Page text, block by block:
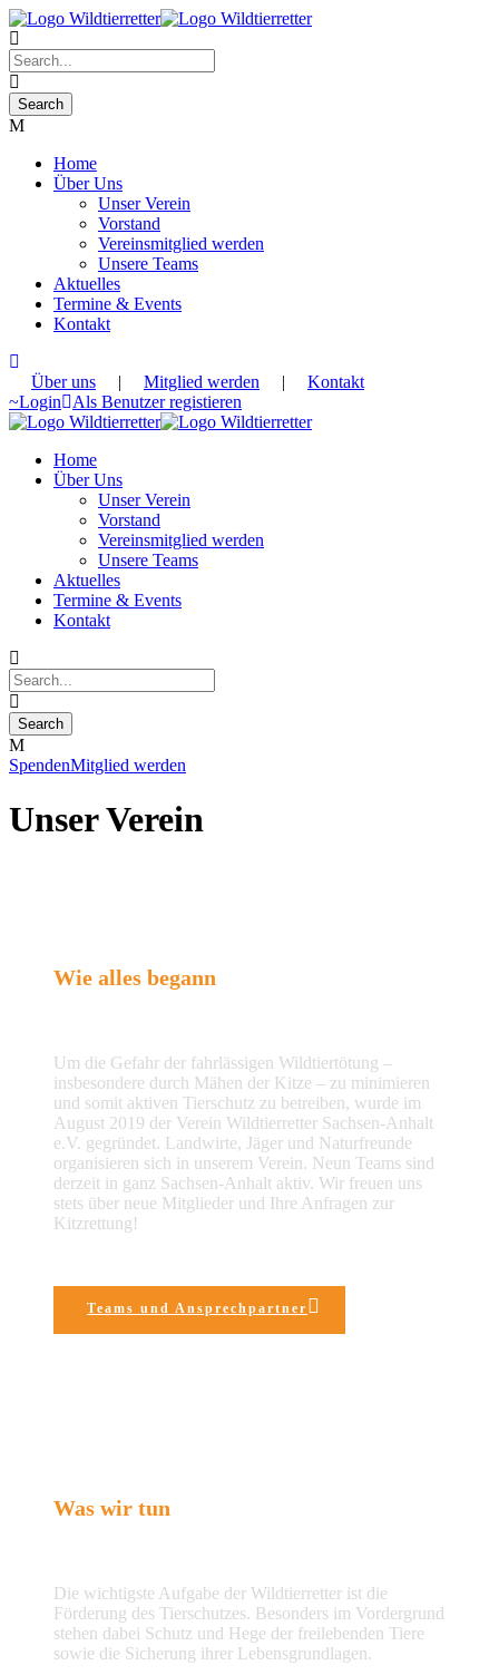
Home
Über Uns
Unser Verein
Vorstand
Vereinsmitglied werden
Unsere Teams
Aktuelles
Termine & Events
Kontakt
Über uns | Mitglied werden |
Kontakt
Login
Als Benutzer registieren
Home
Über Uns
Unser Verein
Vorstand
Vereinsmitglied werden
Unsere Teams
Aktuelles
Termine & Events
Kontakt
SpendenMitglied werden
Unser Verein
Wie alles begann
Um die Gefahr der fahrlässigen Wildtiertötung –
insbesondere durch Mähen der Kitze – zu minimieren
und somit aktiven Tierschutz zu betreiben, wurde im
August 2019 der Verein Wildtierretter Sachsen-Anhalt
e.V. gegründet. Landwirte, Jäger und Naturfreunde
organisieren sich in unserem Verein. Neun Teams sind
derzeit in ganz Sachsen-Anhalt aktiv. Wir freuen uns
stets über neue Mitglieder und Ihre Anfragen zur
Kitzrettung!
Teams und Ansprechpartner
Was wir tun
Die wichtigste Aufgabe der Wildtierretter ist die
Förderung des Tierschutzes. Besonders im Vordergrund
stehen dabei Schutz und Hege der freilebenden Tiere
sowie die Sicherung ihrer Lebensgrundlagen.